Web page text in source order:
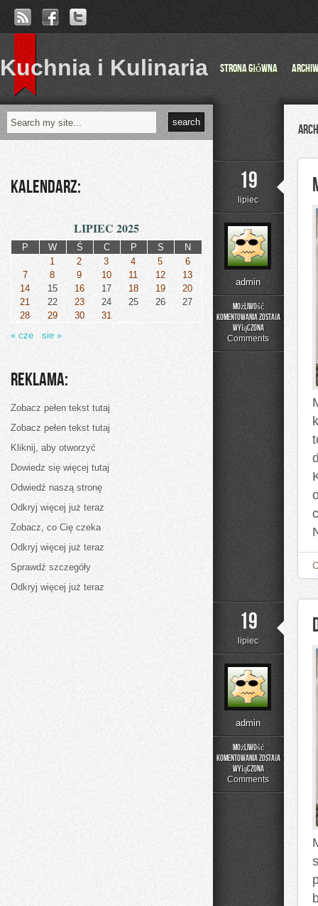
Kuchnia i Kulinaria Strona główna
19
lipiec
admin
Możliwość
komentowania
mieszkanie
została
wyłączona
Comments
19
lipiec
admin
Możliwość
komentowaniazostała
wyłączona
Comments
Kalendarz:
LIPIEC 2025
P W Ś C P S
N
1
2 3 4 5
6
7
8 9 10 11 12
13
14
15 16 17 18 19
20
21
22 23 24 25 26
27
28
29 30
31
« cze
sie »
Reklama:
Zobacz pełen tekst tutaj
Zobacz pełen tekst tutaj
Kliknij, aby otworzyć
Dowiedz się więcej tutaj
Odwiedź naszą stronę
Odkryj więcej już teraz
Zobacz, co Cię czeka
Odkryj więcej już teraz
Sprawdź szczegóły
Odkryj więcej już teraz